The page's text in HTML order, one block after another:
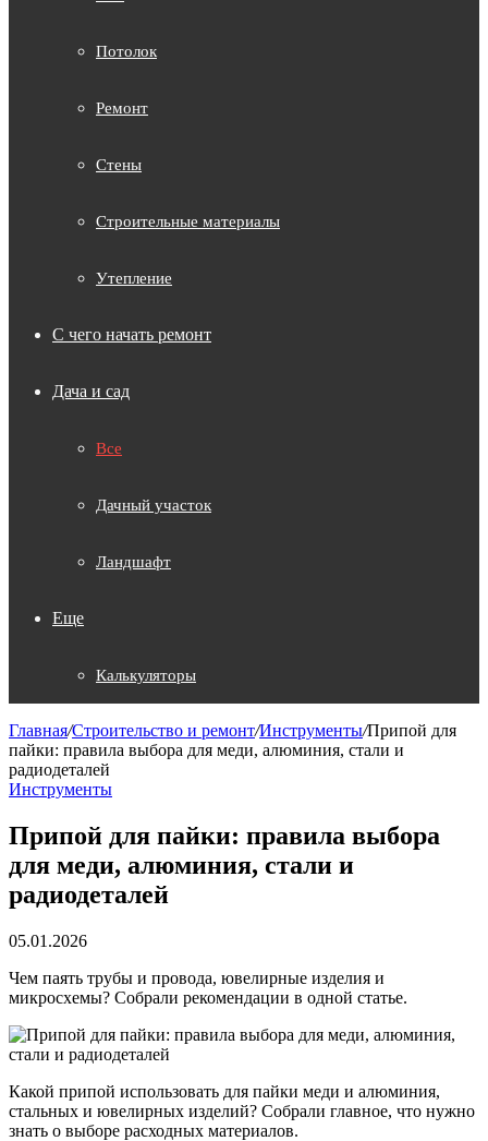
Потолок
Ремонт
Стены
Строительные материалы
Утепление
С чего начать ремонт
Дача и сад
Все
Дачный участок
Ландшафт
Еще
Калькуляторы
Главная/Строительство и ремонт/Инструменты/Припой для
пайки: правила выбора для меди, алюминия, стали и
радиодеталей
Инструменты
Припой для пайки: правила выбора
для меди, алюминия, стали и
радиодеталей
05.01.2026
Чем паять трубы и провода, ювелирные изделия и
микросхемы? Собрали рекомендации в одной статье.
Какой припой использовать для пайки меди и алюминия,
стальных и ювелирных изделий? Собрали главное, что нужно
знать о выборе расходных материалов.